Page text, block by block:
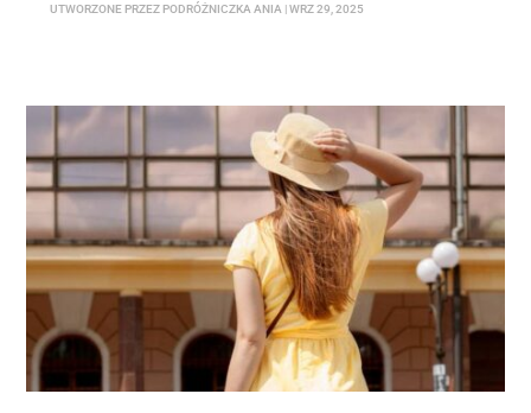
UTWORZONE PRZEZ PODRÓŻNICZKA ANIA |WRZ 29, 2025